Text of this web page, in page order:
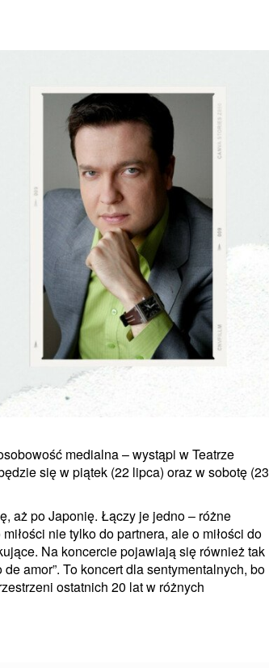
medialna – wystąpi w Teatrze
się w piątek (22 lipca) oraz w sobotę (23
aż po Japonię. Łączy je jedno – różne
nie tylko do partnera, ale o miłości do
Na koncercie pojawiają się również tak
amor”. To koncert dla sentymentalnych, bo
ostatnich 20 lat w różnych